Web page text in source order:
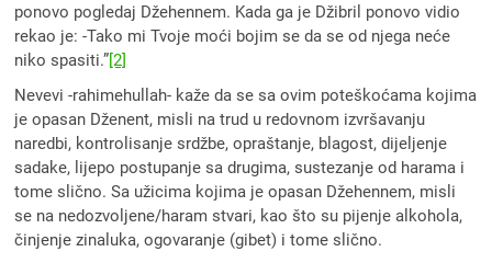
ponovo pogledaj Džehennem. Kada ga je Džibril ponovo vidio
rekao je: -Tako mi Tvoje moći bojim se da se od njega neće
niko spasiti.”[2]
Nevevi -rahimehullah- kaže da se sa ovim poteškoćama kojima
je opasan Dženent, misli na trud u redovnom izvršavanju
naredbi, kontrolisanje srdžbe, opraštanje, blagost, dijeljenje
sadake, lijepo postupanje sa drugima, sustezanje od harama i
tome slično. Sa užicima kojima je opasan Džehennem, misli
se na nedozvoljene/haram stvari, kao što su pijenje alkohola,
činjenje zinaluka, ogovaranje (gibet) i tome slično.